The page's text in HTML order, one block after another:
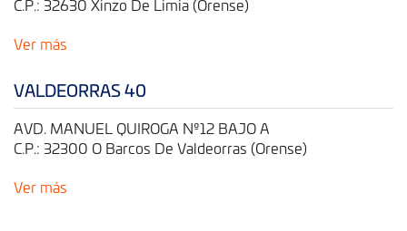
C.P.: 32630 Xinzo De Limia (Orense)
Ver más
VALDEORRAS 40
AVD. MANUEL QUIROGA Nº12 BAJO A
C.P.: 32300 O Barcos De Valdeorras (Orense)
Ver más